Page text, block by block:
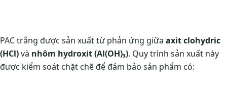
PAC trắng được sản xuất từ phản ứng giữa axit clohydric
(HCl)và nhôm hydroxit (Al(OH)₃). Quy trình sản xuất này
được kiểm soát chặt chẽ để đảm bảo sản phẩm có: